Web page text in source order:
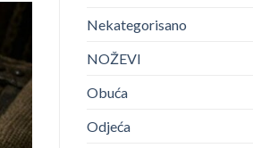
Nekategorisano
NOŽEVI
Obuća
Odjeća